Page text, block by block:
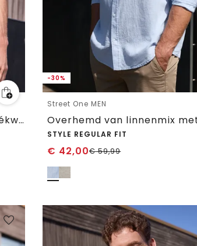
Shirt met korte mouwen in piquékwaliteit
-30%
Street One MEN
STYLE REGULAR FIT
€ 42,00€59,99